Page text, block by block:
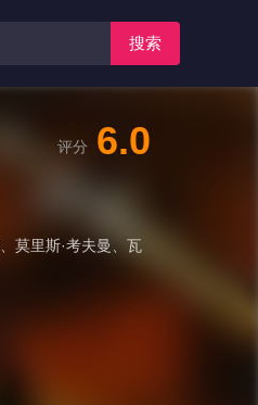
搜索
莫里斯·考夫曼
瓦
评分 6.0